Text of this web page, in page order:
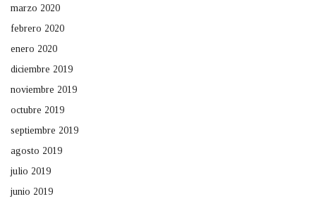
marzo 2020
febrero 2020
enero 2020
diciembre 2019
noviembre 2019
octubre 2019
septiembre 2019
agosto 2019
julio 2019
junio 2019